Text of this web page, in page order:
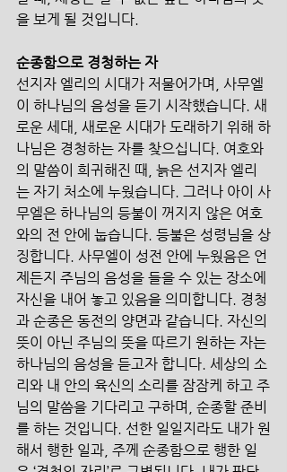
을 보게 될 것입니다.
순종함으로 경청하는 자
선지자 엘리의 시대가 저물어가며, 사무엘
이 하나님의 음성을 듣기 시작했습니다. 새
로운 세대, 새로운 시대가 도래하기 위해 하
나님은 경청하는 자를 찾으십니다. 여호와
의 말씀이 희귀해진 때, 늙은 선지자 엘리
는 자기 처소에 누웠습니다. 그러나 아이 사
무엘은 하나님의 등불이 꺼지지 않은 여호
와의 전 안에 눕습니다. 등불은 성령님을 상
징합니다. 사무엘이 성전 안에 누웠음은 언
제든지 주님의 음성을 들을 수 있는 장소에
자신을 내어 놓고 있음을 의미합니다. 경청
과 순종은 동전의 양면과 같습니다. 자신의
뜻이 아닌 주님의 뜻을 따르기 원하는 자는
하나님의 음성을 듣고자 합니다. 세상의 소
리와 내 안의 육신의 소리를 잠잠케 하고 주
님의 말씀을 기다리고 구하며, 순종할 준비
를 하는 것입니다. 선한 일일지라도 내가 원
해서 행한 일과, 주께 순종함으로 행한 일